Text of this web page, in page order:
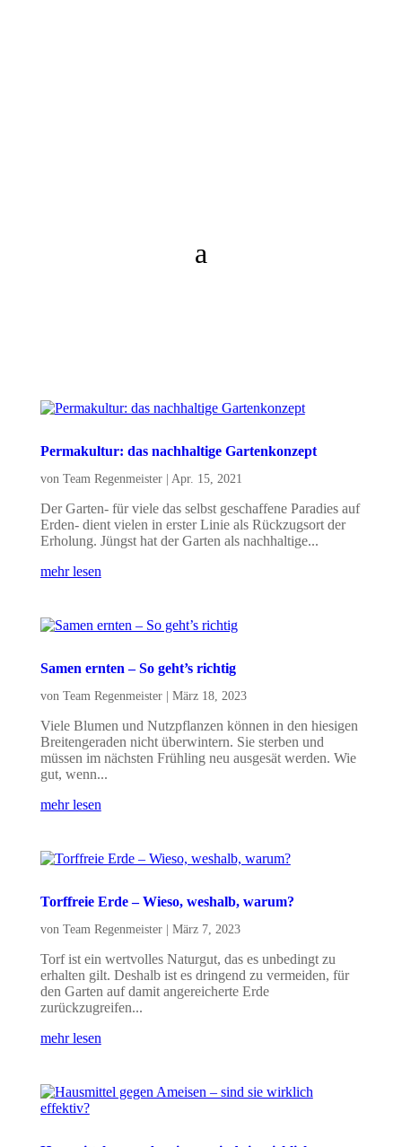
Permakultur: das nachhaltige Gartenkonzept
von Team Regenmeister| Apr. 15, 2021
Der Garten- für viele das selbst geschaffene Paradies auf
Erden- dient vielen in erster Linie als Rückzugsort der
Erholung. Jüngst hat der Garten als nachhaltige...
mehr lesen
Samen ernten – So geht’s richtig
von Team Regenmeister| März 18, 2023
Viele Blumen und Nutzpflanzen können in den hiesigen
Breitengeraden nicht überwintern. Sie sterben und
müssen im nächsten Frühling neu ausgesät werden. Wie
gut, wenn...
mehr lesen
Torffreie Erde – Wieso, weshalb, warum?
von Team Regenmeister| März 7, 2023
Torf ist ein wertvolles Naturgut, das es unbedingt zu
erhalten gilt. Deshalb ist es dringend zu vermeiden, für
den Garten auf damit angereicherte Erde
zurückzugreifen...
mehr lesen